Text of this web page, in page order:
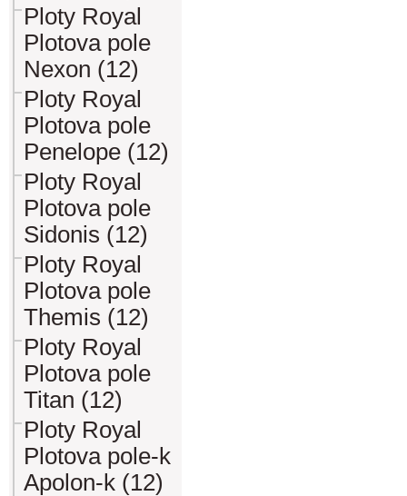
Ploty Royal
Plotova pole
Nexon (12)
Ploty Royal
Plotova pole
Penelope (12)
Ploty Royal
Plotova pole
Sidonis (12)
Ploty Royal
Plotova pole
Themis (12)
Ploty Royal
Plotova pole
Titan (12)
Ploty Royal
Plotova pole-k
Apolon-k (12)